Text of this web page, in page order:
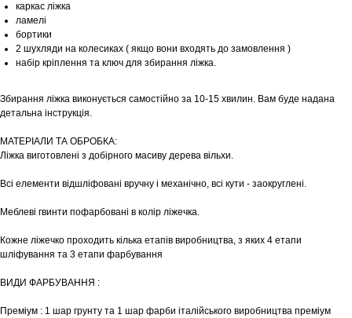
каркас ліжка
ламелі
бортики
2 шухляди на колесиках ( якщо вони входять до замовлення )
набір кріплення та ключ для збирання ліжка.
Збирання ліжка виконується самостійно за 10-15 хвилин. Вам буде надана
детальна інструкція.
МАТЕРІАЛИ ТА ОБРОБКА:
Ліжка виготовлені з добірного масиву дерева вільхи.
Всі елементи відшліфовані вручну і механічно, всі кути - заокруглені.
Меблеві гвинти пофарбовані в колір ліжечка.
Кожне ліжечко проходить кілька етапів виробництва, з яких 4 етапи
шліфування та 3 етапи фарбування
ВИДИ ФАРБУВАННЯ :
Преміум : 1 шар грунту та 1 шар фарби італійського виробництва преміум